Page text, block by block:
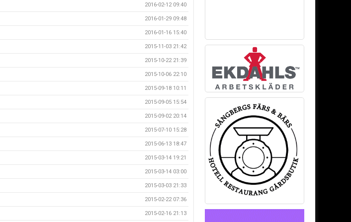
2016-02-12 09:40
2016-01-29 09:48
2016-01-16 15:40
2015-11-03 21:42
2015-10-22 21:39
2015-10-06 22:10
2015-09-18 10:11
2015-09-05 15:54
2015-09-02 20:14
2015-07-10 15:28
2015-06-13 18:47
2015-03-14 19:21
2015-03-14 03:00
2015-03-03 21:33
2015-02-22 07:36
2015-02-16 21:13